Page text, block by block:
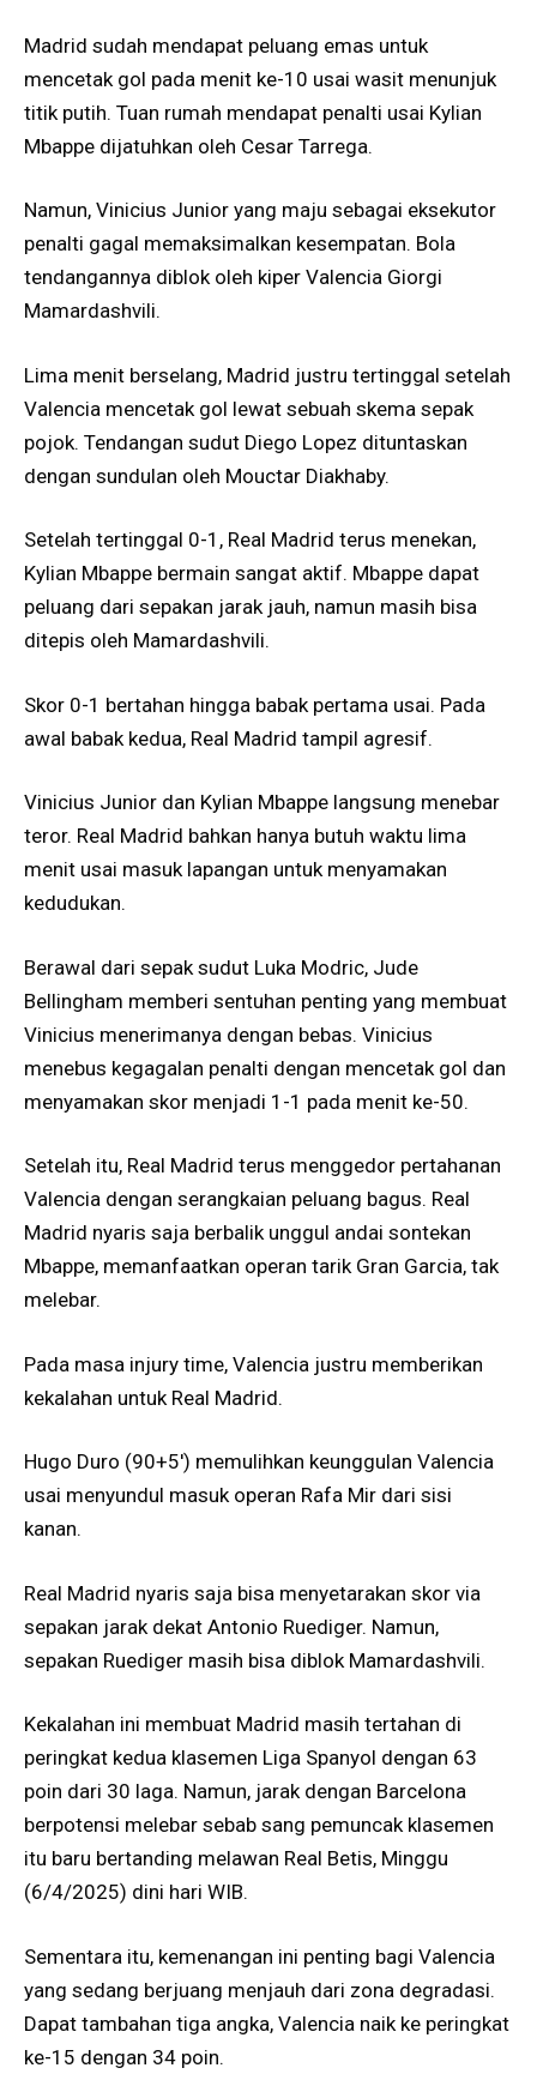
Madrid sudah mendapat peluang emas untuk
mencetak gol pada menit ke-10 usai wasit menunjuk
titik putih. Tuan rumah mendapat penalti usai Kylian
Mbappe dijatuhkan oleh Cesar Tarrega.
Namun, Vinicius Junior yang maju sebagai eksekutor
penalti gagal memaksimalkan kesempatan. Bola
tendangannya diblok oleh kiper Valencia Giorgi
Mamardashvili.
Lima menit berselang, Madrid justru tertinggal setelah
Valencia mencetak gol lewat sebuah skema sepak
pojok. Tendangan sudut Diego Lopez dituntaskan
dengan sundulan oleh Mouctar Diakhaby.
Setelah tertinggal 0-1, Real Madrid terus menekan,
Kylian Mbappe bermain sangat aktif. Mbappe dapat
peluang dari sepakan jarak jauh, namun masih bisa
ditepis oleh Mamardashvili.
Skor 0-1 bertahan hingga babak pertama usai. Pada
awal babak kedua, Real Madrid tampil agresif.
Vinicius Junior dan Kylian Mbappe langsung menebar
teror. Real Madrid bahkan hanya butuh waktu lima
menit usai masuk lapangan untuk menyamakan
kedudukan.
Berawal dari sepak sudut Luka Modric, Jude
Bellingham memberi sentuhan penting yang membuat
Vinicius menerimanya dengan bebas. Vinicius
menebus kegagalan penalti dengan mencetak gol dan
menyamakan skor menjadi 1-1 pada menit ke-50.
Setelah itu, Real Madrid terus menggedor pertahanan
Valencia dengan serangkaian peluang bagus. Real
Madrid nyaris saja berbalik unggul andai sontekan
Mbappe, memanfaatkan operan tarik Gran Garcia, tak
melebar.
Pada masa injury time, Valencia justru memberikan
kekalahan untuk Real Madrid.
Hugo Duro (90+5′) memulihkan keunggulan Valencia
usai menyundul masuk operan Rafa Mir dari sisi
kanan.
Real Madrid nyaris saja bisa menyetarakan skor via
sepakan jarak dekat Antonio Ruediger. Namun,
sepakan Ruediger masih bisa diblok Mamardashvili.
Kekalahan ini membuat Madrid masih tertahan di
peringkat kedua klasemen Liga Spanyol dengan 63
poin dari 30 laga. Namun, jarak dengan Barcelona
berpotensi melebar sebab sang pemuncak klasemen
itu baru bertanding melawan Real Betis, Minggu
(6/4/2025) dini hari WIB.
Sementara itu, kemenangan ini penting bagi Valencia
yang sedang berjuang menjauh dari zona degradasi.
Dapat tambahan tiga angka, Valencia naik ke peringkat
ke-15 dengan 34 poin.